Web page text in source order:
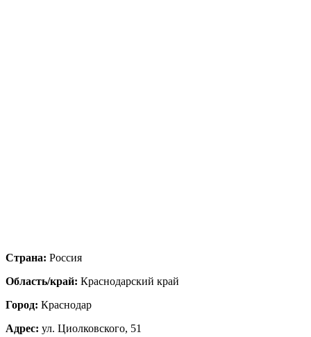
Страна: Россия
Область/край: Краснодарский край
Город: Краснодар
Адрес: ул. Циолковского, 51